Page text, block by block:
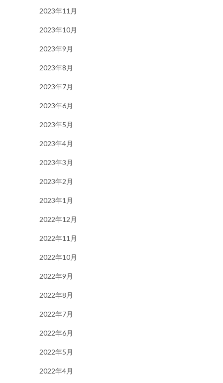
2023年11月
2023年10月
2023年9月
2023年8月
2023年7月
2023年6月
2023年5月
2023年4月
2023年3月
2023年2月
2023年1月
2022年12月
2022年11月
2022年10月
2022年9月
2022年8月
2022年7月
2022年6月
2022年5月
2022年4月